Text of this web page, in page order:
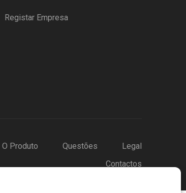
Registar Empresa
O Produto Questões
Legal
Contactos